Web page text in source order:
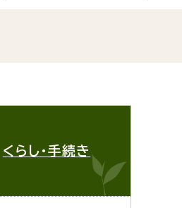
くらし・手続き